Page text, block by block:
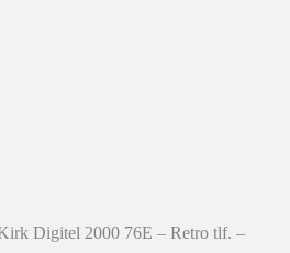
Digitel 2000 76E – Retro tlf. –